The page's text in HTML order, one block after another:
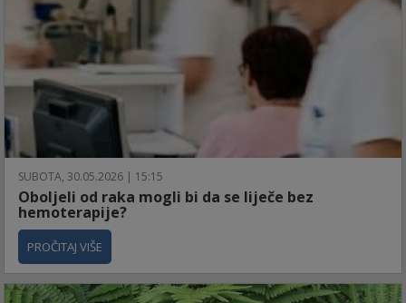
SUBOTA, 30.05.2026 | 15:15
Oboljeli od raka mogli bi da se liječe bez
hemoterapije?
PROČITAJ VIŠE